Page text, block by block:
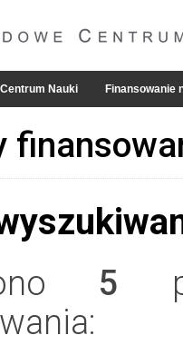
Nauki Finansowanie
5